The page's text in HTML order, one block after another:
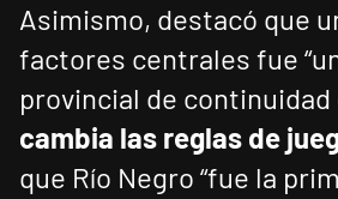
Asimismo, destacó que
factores centrales fue
provincial de continuidad
cambia las reglas de
que Río Negro “fue la